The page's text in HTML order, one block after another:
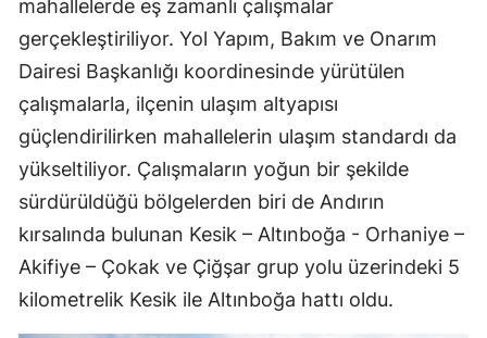
mahallelerde eş zamanlı çalışmalar
gerçekleştiriliyor. Yol Yapım, Bakım ve Onarım
Dairesi Başkanlığı koordinesinde yürütülen
çalışmalarla, ilçenin ulaşım altyapısı
güçlendirilirken mahallelerin ulaşım standardı da
yükseltiliyor. Çalışmaların yoğun bir şekilde
sürdürüldüğü bölgelerden biri de Andırın
kırsalında bulunan Kesik – Altınboğa - Orhaniye –
Akifiye – Çokak ve Çiğşar grup yolu üzerindeki 5
kilometrelik Kesik ile Altınboğa hattı oldu.